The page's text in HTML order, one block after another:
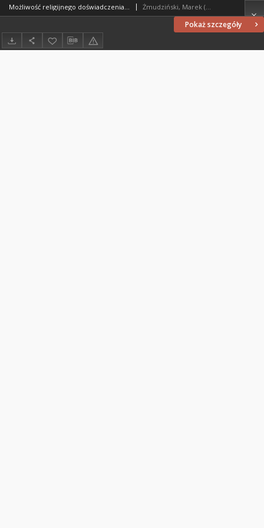
Pokaż szczegóły
Możliwość religijnego doświadczenia w świeckim samorozumieniu człowieka Żmudziński, Marek (1963- )